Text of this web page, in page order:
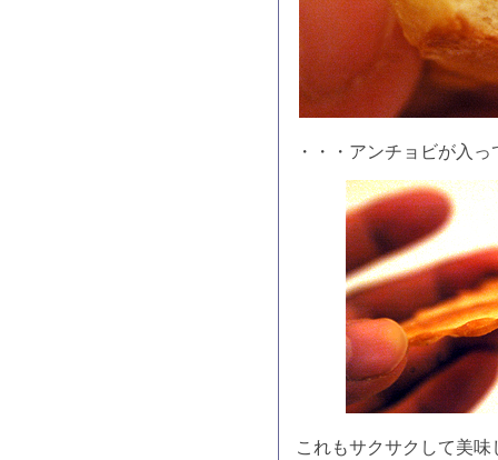
・・・アンチョビが入
これもサクサクして美